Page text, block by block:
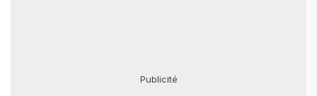
Publicité